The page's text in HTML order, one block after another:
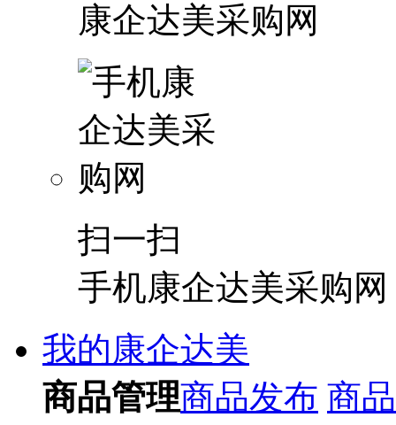
康企达美采购网
扫一扫
手机康企达美采购网
我的康企达美
商品管理商品发布 商